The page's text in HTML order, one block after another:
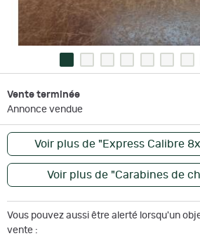
Vente terminée
Annonce vendue
Voir plus de "Express Calibre
Voir plus de "Carabines de
Vous pouvez aussi être alerté lorsqu'un
vente :